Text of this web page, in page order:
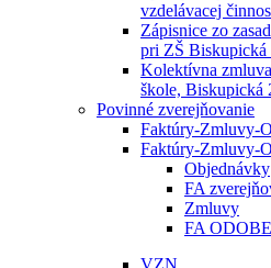
vzdelávacej
Zápisnice zo
pri ZŠ Biskupická
Kolektívna
škole, Biskupická
Povinné zverejňovanie
Faktúry-Zmluvy-
Faktúry-Zmluvy-
Objednávky
FA
Zmluvy
FA
VZN